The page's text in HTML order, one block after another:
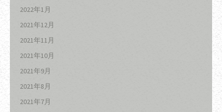
2022年1月
2021年12月
2021年11月
2021年10月
2021年9月
2021年8月
2021年7月